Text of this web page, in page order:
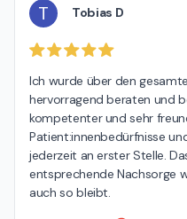
T Tobias D
Ich wurde über den
hervorragend beraten und
kompetenter und sehr
Patient:innenbedürfnisse
jederzeit an erster Stelle.
entsprechende Nachsorge
auch so bleibt.